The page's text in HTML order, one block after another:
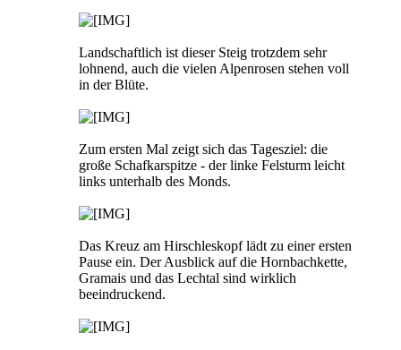
Landschaftlich ist dieser Steig trotzdem sehr
lohnend, auch die vielen Alpenrosen stehen voll
in der Blüte.
Zum ersten Mal zeigt sich das Tagesziel: die
große Schafkarspitze - der linke Felsturm leicht
links unterhalb des Monds.
Das Kreuz am Hirschleskopf lädt zu einer ersten
Pause ein. Der Ausblick auf die Hornbachkette,
Gramais und das Lechtal sind wirklich
beeindruckend.